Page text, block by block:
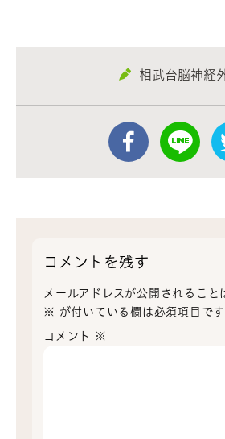
相武台脳神経
コメントを残す
メールアドレスが公開されること
※
が付いている欄は必須項目です
コメント ※